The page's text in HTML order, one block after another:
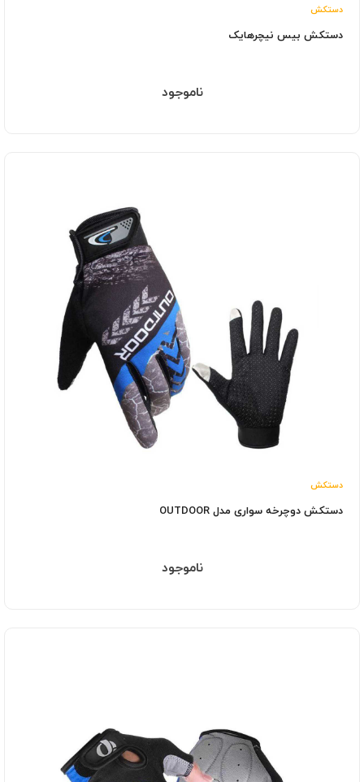
دستکش
دستکش بیس نیچرهایک
ناموجود
دستکش
دستکش دوچرخه سواری مدل OUTDOOR
ناموجود